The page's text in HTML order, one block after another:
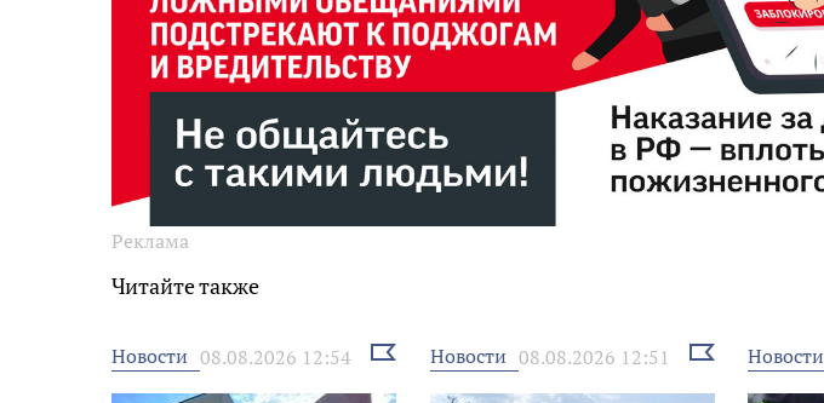
Реклама
Читайте также
Новости 08.08.2026 12:54
Выбрать
новость
Новости 08.08.2026 12:51
Выбрать
новость
Новости